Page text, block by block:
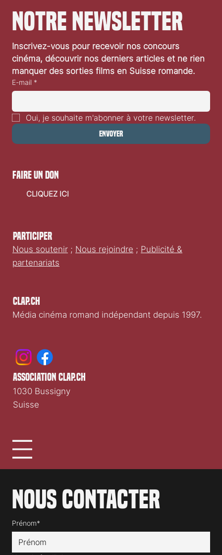
notre newsletter
Inscrivez-vous pour recevoir nos concours
cinéma, découvrir nos derniers articles et ne rien
manquer des sorties films en Suisse romande.
E-mail *
Oui, je souhaite m'abonner à votre newsletter.
Envoyer
Clap.ch
Média cinéma romand indépendant depuis 1997.
Participer
Nous soutenir ; Nous rejoindre ; Publicité &
partenariats
Nous contacter
Prénom*
faire un don
CLIQUEZ ICI
association clap.ch
1030 Bussigny
Suisse